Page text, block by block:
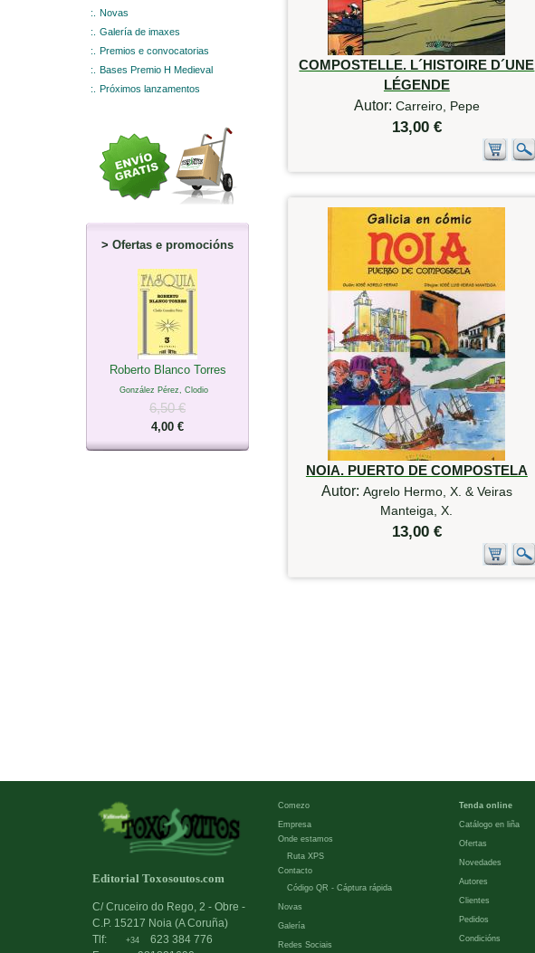
:.
Novas
:.
Galería de imaxes
:.
Premios e convocatorias
:.
Bases Premio H Medieval
:.
Próximos lanzamentos
> Ofertas e promocións
Roberto Blanco Torres
González Pérez, Clodio
6,50 €
4,00 €
COMPOSTELLE. L´HISTOIRE D´UNE
LÉGENDE
Autor: Carreiro, Pepe
13,00 €
NOIA. PUERTO DE COMPOSTELA
Autor: Agrelo Hermo, X. & Veiras
Manteiga, X.
13,00 €
Editorial Toxosoutos.com
C/ Cruceiro do Rego, 2 - Obre -
C.P. 15217 Noia (A Coruña)
Tlf:
+34
623 384 776
Comezo
Empresa
Onde estamos
Ruta XPS
Contacto
Código QR - Cáptura rápida
Novas
Galería
Redes Sociais
Tenda online
Catálogo en liña
Ofertas
Novedades
Autores
Clientes
Pedidos
Condicións